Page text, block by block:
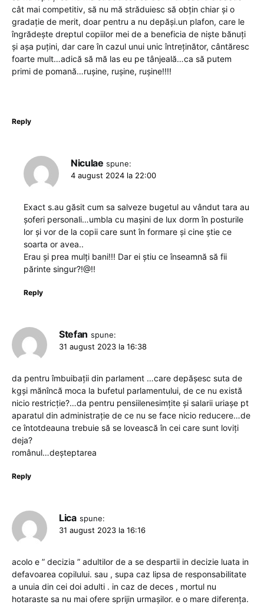
cât mai competitiv, să nu mă străduiesc să obțin chiar și o
gradație de merit, doar pentru a nu depăși.un plafon, care le
îngrădește dreptul copiilor mei de a beneficia de niște bănuți
și așa puțini, dar care în cazul unui unic întreținător, cântăresc
foarte mult…adică să mă las eu pe tânjeală…ca să putem
primi de pomană…rușine, rușine, rușine!!!!
Reply
Niculae spune:
4 august 2024 la 22:00
Exact s.au găsit cum sa salveze bugetul au vândut tara au
șoferi personali…umbla cu mașini de lux dorm în posturile
lor și vor de la copii care sunt în formare și cine știe ce
soarta or avea..
Erau și prea mulți bani!!! Dar ei știu ce înseamnă să fii
părinte singur?!@!!
Reply
Stefan spune:
31 august 2023 la 16:38
da pentru îmbuibații din parlament …care depășesc suta de
kgși mănîncă moca la bufetul parlamentului, de ce nu există
nicio restricție?…da pentru pensiilenesimțite și salarii uriașe pt
aparatul din administrație de ce nu se face nicio reducere…de
ce întotdeauna trebuie să se lovească în cei care sunt loviți
deja?
românul…deșteptarea
Reply
Lica spune:
31 august 2023 la 16:16
acolo e ” decizia ” adultilor de a se despartii in decizie luata in
defavoarea copilului. sau , supa caz lipsa de responsabilitate
a unuia din cei doi adulti . in caz de deces , mortul nu
hotaraste sa nu mai ofere sprijin urmașilor. e o mare diferența.